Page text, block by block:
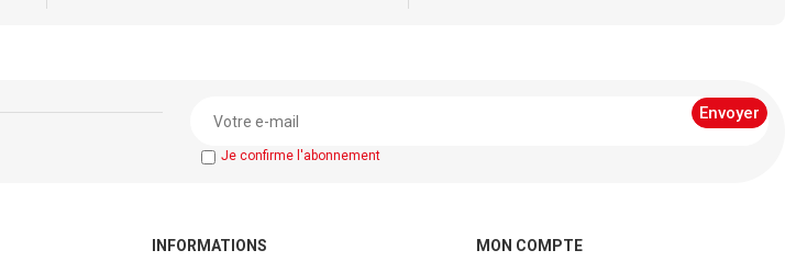
stabilisation, fixation pour
documents
Je confirme l'abonnement
INFORMATIONS MON COMPTE